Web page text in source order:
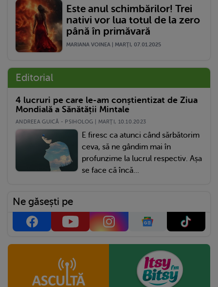
Este anul schimbărilor! Trei
nativi vor lua totul de la zero
până în primăvară
MARIANA VOINEA | MARŢI, 07.01.2025
Editorial
4 lucruri pe care le-am conștientizat de Ziua
Mondială a Sănătății Mintale
ANDREEA GUICĂ - PSIHOLOG | MARŢI, 10.10.2023
E firesc ca atunci când sărbătorim
ceva, să ne gândim mai în
profunzime la lucrul respectiv. Așa
se face că încă...
Ne găsești pe